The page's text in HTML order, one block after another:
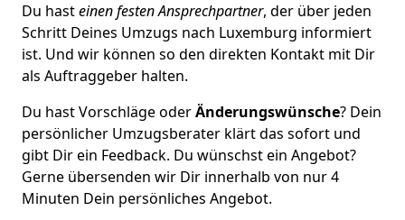
Du hasteinen festen Ansprechpartner, der über jeden
Schritt Deines Umzugs nach Luxemburg informiert
ist. Und wir können so den direkten Kontakt mit Dir
als Auftraggeber halten.
Du hast Vorschläge oderÄnderungswünsche? Dein
persönlicher Umzugsberater klärt das sofort und
gibt Dir ein Feedback. Du wünschst ein Angebot?
Gerne übersenden wir Dir innerhalb von nur4
Minuten Dein persönliches Angebot.